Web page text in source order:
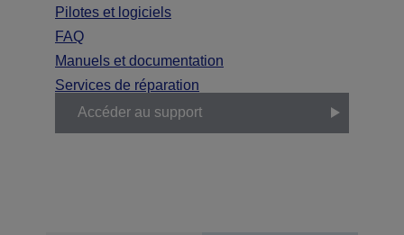
Pilotes et logiciels
FAQ
Manuels et documentation
Services de réparation
Accéder au support